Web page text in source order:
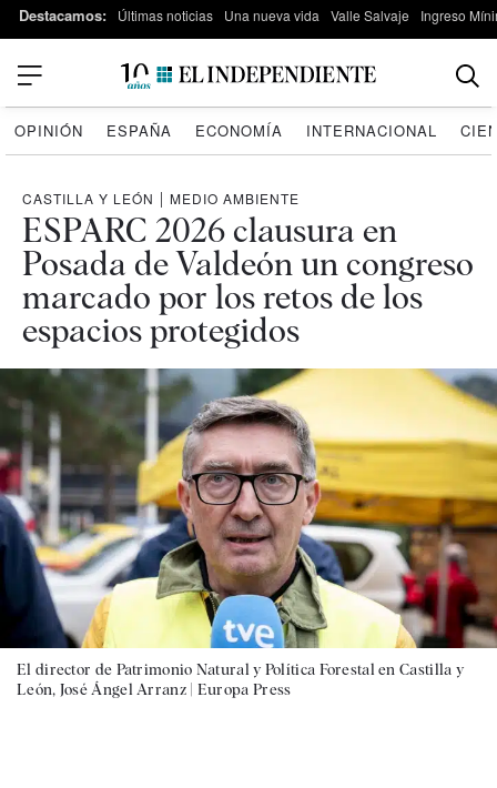
Destacamos: Últimas noticias Una nueva vida Valle Salvaje Ingreso
OPINIÓN ESPAÑA ECONOMÍA INTERNACIONAL
CASTILLA Y LEÓN | MEDIO AMBIENTE
ESPARC 2026 clausura en
Posada de Valdeón un congreso
marcado por los retos de los
espacios protegidos
El director de Patrimonio Natural y Política Forestal en Castilla y
León, José Ángel Arranz | Europa Press